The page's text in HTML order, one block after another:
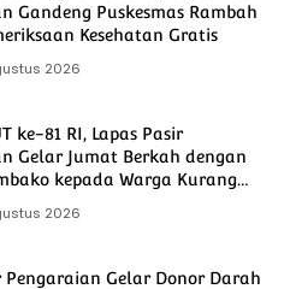
Gandeng Puskesmas Rambah
Kesehatan Gratis
2026
ke-81 RI, Lapas Pasir
Gelar Jumat Berkah dengan
kepada Warga Kurang
2026
Pengaraian Gelar Donor Darah